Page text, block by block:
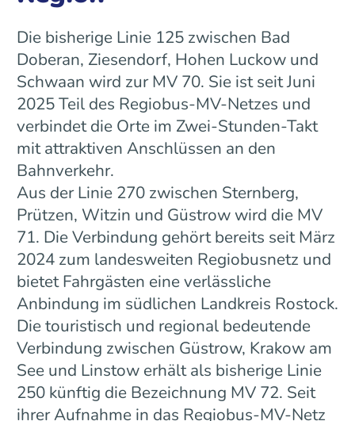
Die bisherige Linie 125 zwischen Bad
Doberan, Ziesendorf, Hohen Luckow und
Schwaan wird zur MV 70. Sie ist seit Juni
2025 Teil des Regiobus-MV-Netzes und
verbindet die Orte im Zwei-Stunden-Takt
mit attraktiven Anschlüssen an den
Bahnverkehr.
Aus der Linie 270 zwischen Sternberg,
Prützen, Witzin und Güstrow wird die MV
71. Die Verbindung gehört bereits seit März
2024 zum landesweiten Regiobusnetz und
bietet Fahrgästen eine verlässliche
Anbindung im südlichen Landkreis Rostock.
Die touristisch und regional bedeutende
Verbindung zwischen Güstrow, Krakow am
See und Linstow erhält als bisherige Linie
250 künftig die Bezeichnung MV 72. Seit
ihrer Aufnahme in das Regiobus-MV-Netz